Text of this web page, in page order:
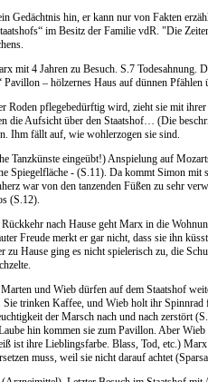
Gedächtnis hin, er kann nur von Fakten
im Besitz der Familie vdR. "Die
mit 4 Jahren zu Besuch. S.7 Todesahnung.
– hölzernes Haus auf dünnen
Roden pflegebedürftig wird, zieht sie mit
die Aufsicht über den Staatshof… (Die
Ihm fällt auf, wie wohlerzogen sie sind.
Tanzkünste eingeübt!) Anspielung auf
Spiegelfläche - (S.11). Da kommt Simon
war von den tanzenden Füßen zu sehr
(S.12).
nach Hause geht Marx in die
Freude merkt er gar nicht, dass sie ihn
zu Hause ging es nicht spielerisch zu, die
und Wieb dürfen auf dem Staatshof
Sie trinken Kaffee, und Wieb holt ihr
der Marsch nach und nach zerstört
hin kommen sie zum Pavillon. Aber
ist ihre Lieblingsfarbe. Blass, Tod, etc.)
muss, weil sie nicht darauf achtet